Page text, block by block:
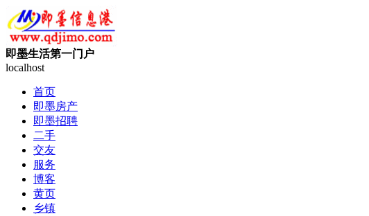
即墨生活第一门户
localhost
首页
即墨房产
即墨招聘
二手
交友
服务
博客
黄页
乡镇